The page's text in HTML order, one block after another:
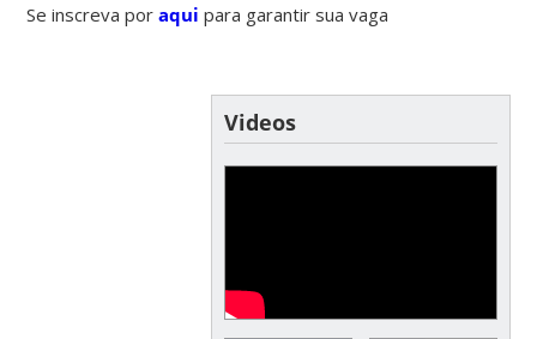
Se inscreva poraqui para garantir sua vaga
Videos